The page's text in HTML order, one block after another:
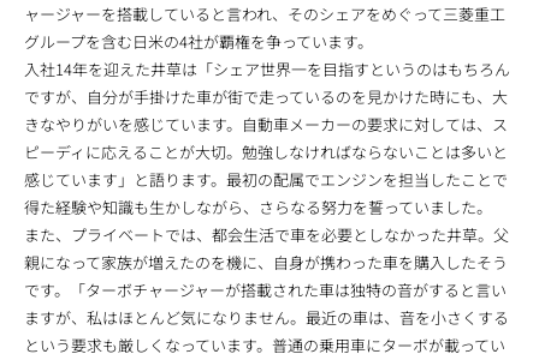
ャージャーを搭載していると言われ、そのシェアをめぐって三菱重工
グループを含む日米の4社が覇権を争っています。
入社14年を迎えた井草は「シェア世界一を目指すというのはもちろん
ですが、自分が手掛けた車が街で走っているのを見かけた時にも、大
きなやりがいを感じています。自動車メーカーの要求に対しては、ス
ピーディに応えることが大切。勉強しなければならないことは多いと
感じています」と語ります。最初の配属でエンジンを担当したことで
得た経験や知識も生かしながら、さらなる努力を誓っていました。
また、プライベートでは、都会生活で車を必要としなかった井草。父
親になって家族が増えたのを機に、自身が携わった車を購入したそう
です。「ターボチャージャーが搭載された車は独特の音がすると言い
ますが、私はほとんど気になりません。最近の車は、音を小さくする
という要求も厳しくなっています。普通の乗用車にターボが載ってい